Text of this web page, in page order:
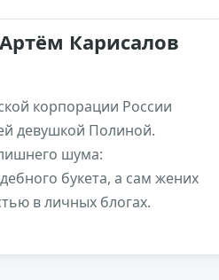
Карисалов
корпорации России
девушкой Полиной.
шума:
букета, а сам жених
в личных блогах.